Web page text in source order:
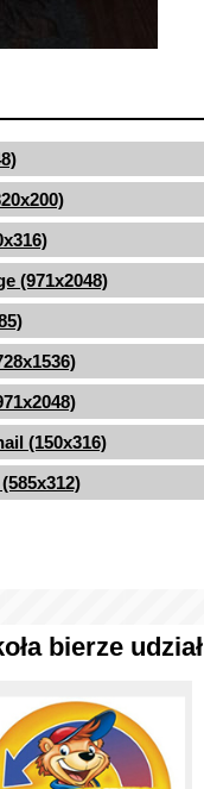
(971x2048)
(150x316)
bierze udział